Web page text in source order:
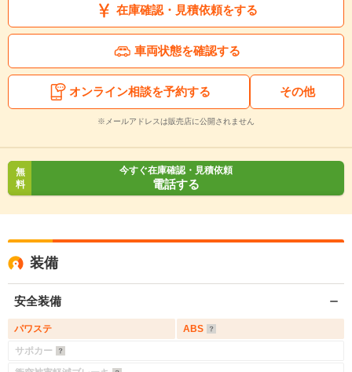
在庫確認・見積依頼をする
車両状態を確認する
オンライン相談を予約する その他
※メールアドレスは販売店に公開されません
無
料
今すぐ在庫確認・見積依頼
電話する
装備
安全装備
パワステ
ABS
サポカー